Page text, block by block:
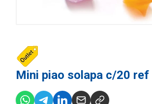
Mini piao solapa c/20 ref